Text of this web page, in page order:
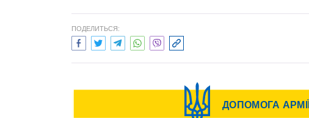
ПОДЕЛИТЬСЯ: